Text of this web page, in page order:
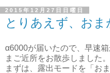
2015年12月27日日曜日
とりあえず、おま
α6000が届いたので、早速
まご近所をお散歩しました。
まずは、露出モードを「お